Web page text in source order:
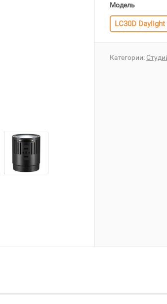
Модель
LC30D Daylight
Категории: